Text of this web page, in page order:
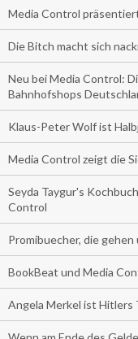
Media Control
Die Bitch macht sich
Neu bei Media Control:
Bahnhofshops
Klaus-Peter Wolf ist
Media Control zeigt die
Seyda Taygur's
Control
Promibuecher, die
BookBeat und Media
Angela Merkel ist Hitlers